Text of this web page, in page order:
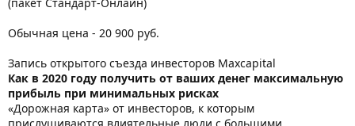
(пакет Стандарт-Онлайн)
Обычная цена - 20 900 руб.
Запись открытого съезда инвесторов Maxcapital
Как в 2020 году получить от ваших денег максимальную
прибыль при минимальных рисках
«Дорожная карта» от инвесторов, к которым